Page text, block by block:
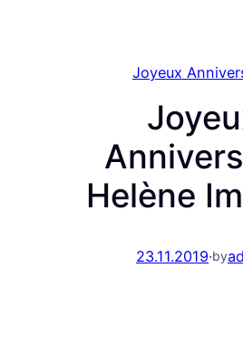
Joyeux
Helène
23.11.2019·by